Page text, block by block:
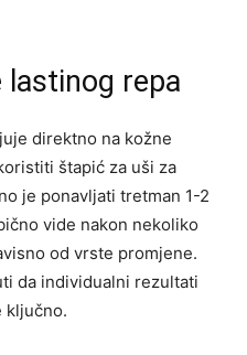
repa
direktno na kožne
štapić za uši za
je ponavljati tretman 1-2
vide nakon nekoliko
od vrste promjene.
da individualni rezultati
ključno.